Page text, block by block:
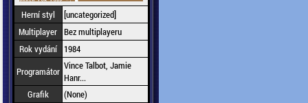
Herní styl
[uncategorized]
Multiplayer Bez multiplayeru
Rok vydání
1984
Programátor Vince Talbot, Jamie
Hanr...
Grafik
(None)